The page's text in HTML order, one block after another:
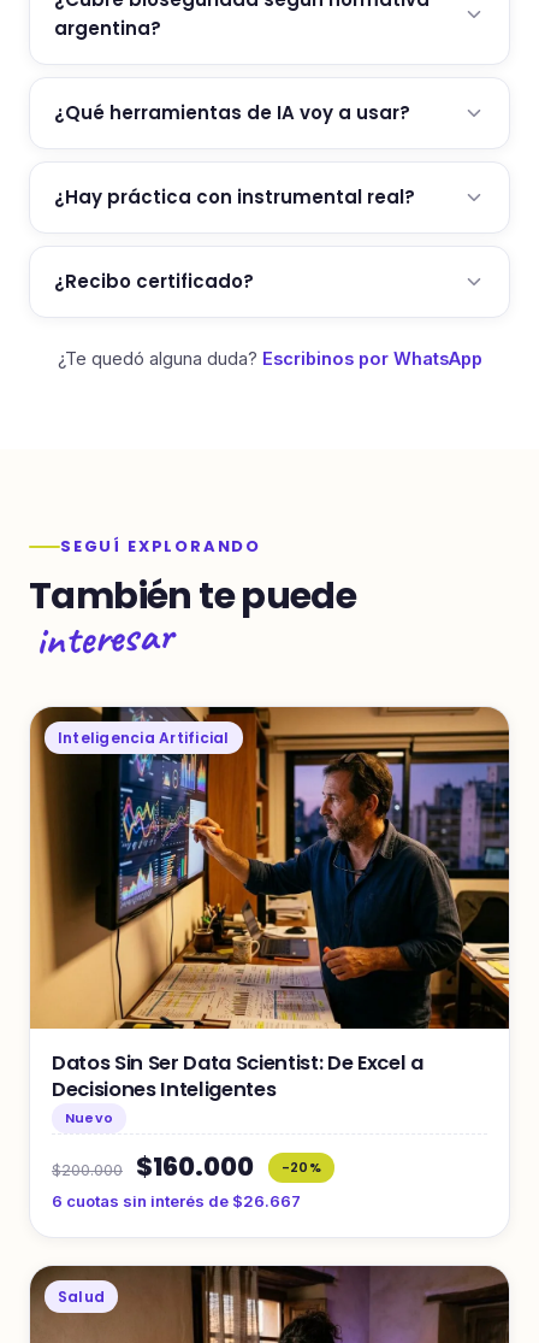
argentina?
¿Qué herramientas de IA voy a usar?
¿Hay práctica con instrumental real?
¿Recibo certificado?
¿Te quedó alguna duda? Escribinos por WhatsApp
SEGUÍ EXPLORANDO
También te puede
interesar
Inteligencia Artificial
Datos Sin Ser Data Scientist: De Excel a
Decisiones Inteligentes
Nuevo
$200.000 $160.000
-20%
6 cuotas sin interés de $26.667
Salud